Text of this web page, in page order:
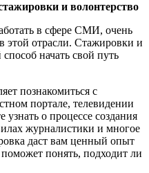
и волонтерство
в сфере СМИ, очень
этой отрасли. Стажировки и
начать свой путь
познакомиться с
портале, телевидении
о процессе создания
журналистики и многое
даст вам ценный опыт
понять, подходит ли